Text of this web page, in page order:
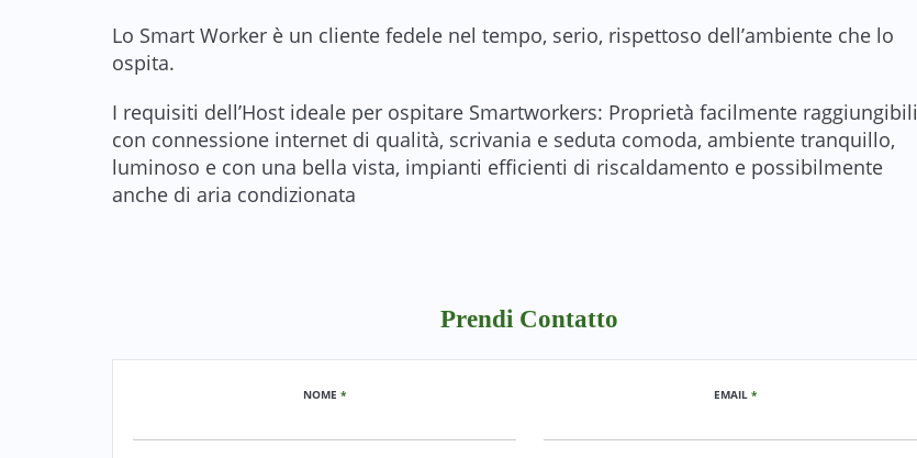
Lo Smart Worker è un cliente fedele nel tempo, serio, rispettoso dell’ambiente che lo
ospita.
I requisiti dell’Host ideale per ospitare Smartworkers: Proprietà facilmente raggiungibili
con connessione internet di qualità, scrivania e seduta comoda, ambiente tranquillo,
luminoso e con una bella vista, impianti efficienti di riscaldamento e possibilmente
anche di aria condizionata
Prendi Contatto
NOME * EMAIL *